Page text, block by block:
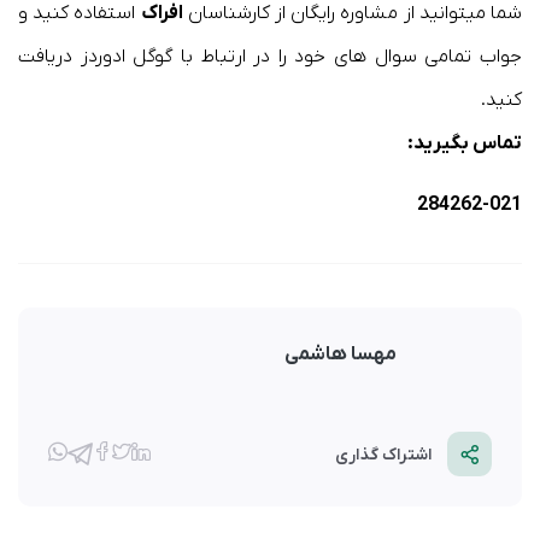
شما میتوانید از مشاوره رایگان از کارشناسان افراک استفاده کنید و
جواب تمامی سوال های خود را در ارتباط با گوگل ادوردز دریافت
کنید.
تماس بگیرید:
284262-021
مهسا هاشمی
اشتراک گذاری